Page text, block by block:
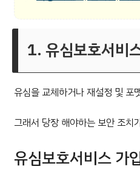
1. 유심보호서비
유심을 교체하거나 재설정 및 포
그래서 당장 해야하는 보안 조치
유심보호서비스 가